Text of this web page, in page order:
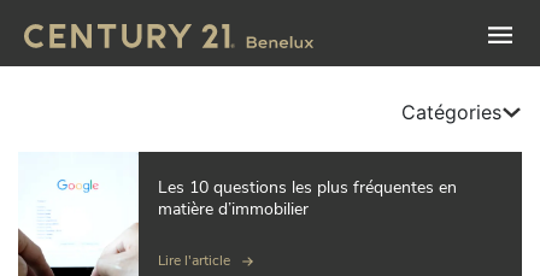
Catégories
Les 10 questions les plus fréquentes en
matière d’immobilier
Lire l'article